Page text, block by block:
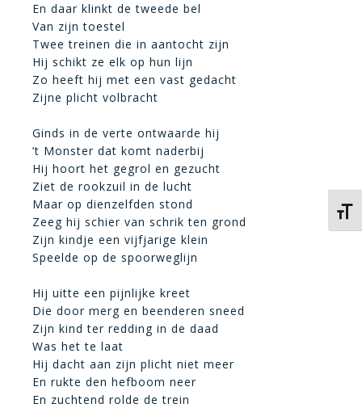
En daar klinkt de tweede bel
Van zijn toestel
Twee treinen die in aantocht zijn
Hij schikt ze elk op hun lijn
Zo heeft hij met een vast gedacht
Zijne plicht volbracht
Ginds in de verte ontwaarde hij
’t Monster dat komt naderbij
Hij hoort het gegrol en gezucht
Ziet de rookzuil in de lucht
Maar op dienzelfden stond
Zeeg hij schier van schrik ten grond
Zijn kindje een vijfjarige klein
Speelde op de spoorweglijn
Hij uitte een pijnlijke kreet
Die door merg en beenderen sneed
Zijn kind ter redding in de daad
Was het te laat
Hij dacht aan zijn plicht niet meer
En rukte den hefboom neer
En zuchtend rolde de trein